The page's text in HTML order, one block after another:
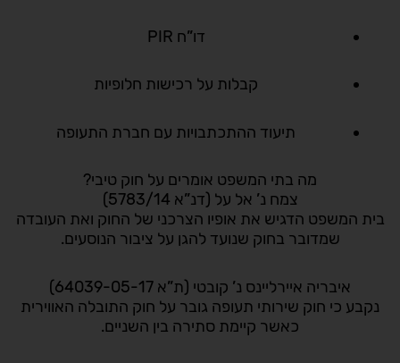
דו”ח PIR
קבלות על רכישות חלופיות
תיעוד ההתכתבויות עם חברת התעופה
מה בתי המשפט אומרים על חוק טיבי?
צמח נ’ אל על (דנ”א 5783/14)
בית המשפט הדגיש את אופיו הצרכני של החוק ואת העובדה
שמדובר בחוק שנועד להגן על ציבור הנוסעים.
איבריה איירליינס נ’ קובטי (ת”א 64039-05-17)
נקבע כי חוק שירותי תעופה גובר על חוק התובלה האווירית
כאשר קיימת סתירה בין השניים.